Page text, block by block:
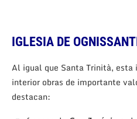
IGLESIA DE
Al igual que Santa Trinità, esta
interior obras de importante
destacan: